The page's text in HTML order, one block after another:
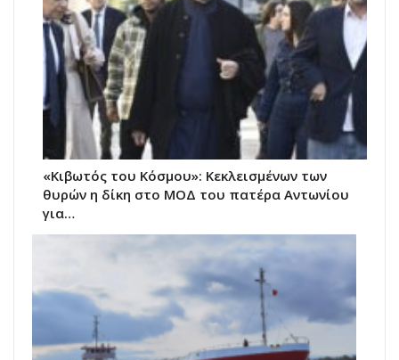
«Κιβωτός του Κόσμου»: Κεκλεισμένων των
θυρών η δίκη στο ΜΟΔ του πατέρα Αντωνίου
για…